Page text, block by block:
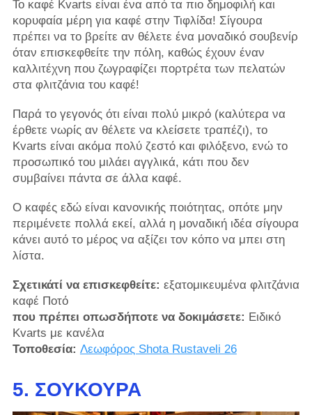
Το καφέ Kvarts είναι ένα από τα πιο δημοφιλή και
κορυφαία μέρη για καφέ στην Τιφλίδα! Σίγουρα
πρέπει να το βρείτε αν θέλετε ένα μοναδικό σουβενίρ
όταν επισκεφθείτε την πόλη, καθώς έχουν έναν
καλλιτέχνη που ζωγραφίζει πορτρέτα των πελατών
στα φλιτζάνια του καφέ!
Παρά το γεγονός ότι είναι πολύ μικρό (καλύτερα να
έρθετε νωρίς αν θέλετε να κλείσετε τραπέζι), το
Kvarts είναι ακόμα πολύ ζεστό και φιλόξενο, ενώ το
προσωπικό του μιλάει αγγλικά, κάτι που δεν
συμβαίνει πάντα σε άλλα καφέ.
Ο καφές εδώ είναι κανονικής ποιότητας, οπότε μην
περιμένετε πολλά εκεί, αλλά η μοναδική ιδέα σίγουρα
κάνει αυτό το μέρος να αξίζει τον κόπο να μπει στη
λίστα.
Σχετικάτί να επισκεφθείτε: εξατομικευμένα φλιτζάνια
καφέ Ποτό
που πρέπει οπωσδήποτε να δοκιμάσετε: Ειδικό
Kvarts με κανέλα
Τοποθεσία: Λεωφόρος Shota Rustaveli 26
5. ΣΟΎΚΟΥΡΑ